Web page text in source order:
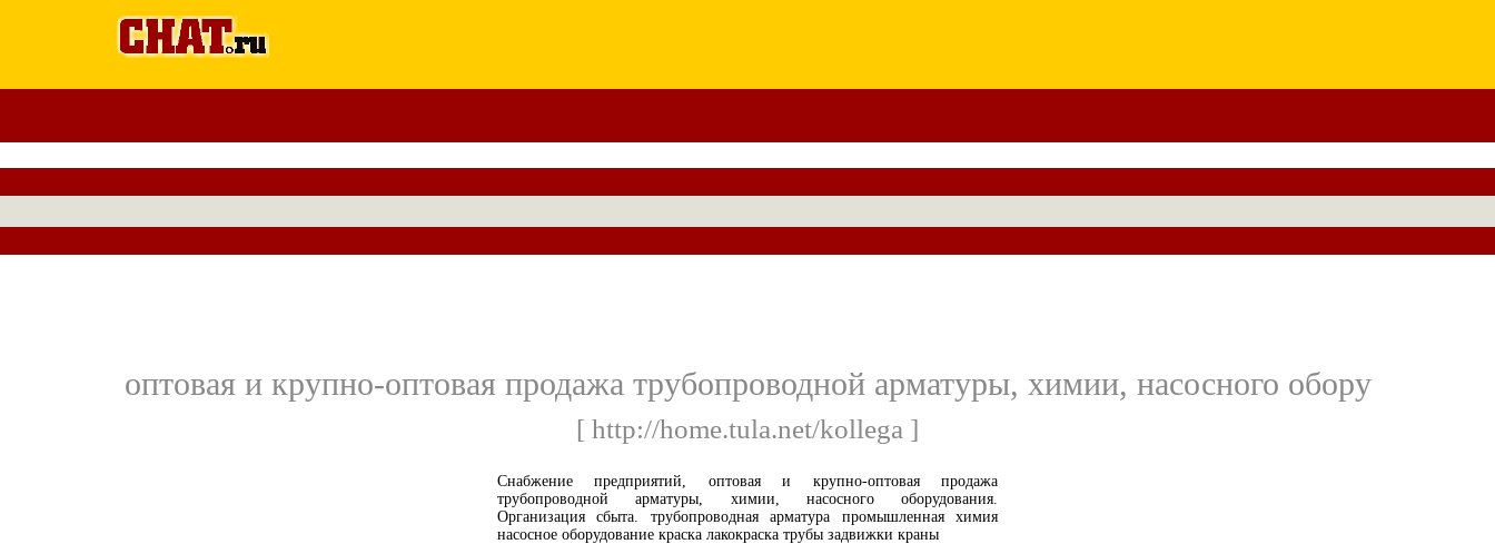
оптовая и крупно-оптовая продажа трубопроводной арматуры, химии, насосного обору
[ http://home.tula.net/kollega ]
Снабжение предприятий, оптовая и крупно-оптовая продажа
трубопроводной арматуры, химии, насосного оборудования.
Организация сбыта. трубопроводная арматура промышленная химия
насосное оборудование краска лакокраска трубы задвижки краны